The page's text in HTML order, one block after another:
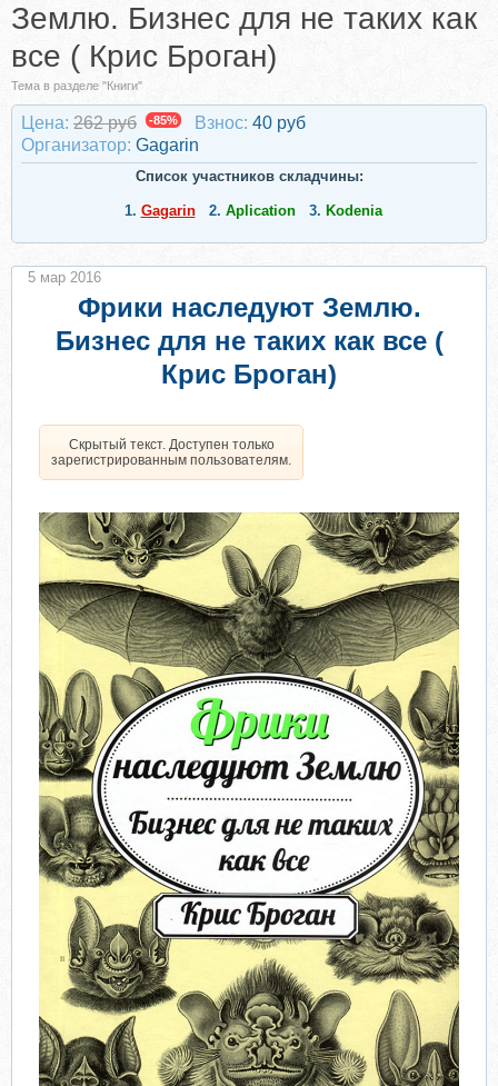
Землю. Бизнес для не таких как
все ( Крис Броган)
Тема в разделе "Книги"
Цена: 262 руб -85% Взнос: 40 руб
Организатор: Gagarin
Список участников складчины:
1. Gagarin 2. Aplication 3. Kodenia
Фрики наследуют Землю.
Бизнес для не таких как все (
Крис Броган)
Скрытый текст. Доступен только
зарегистрированным пользователям.
5 мар 2016